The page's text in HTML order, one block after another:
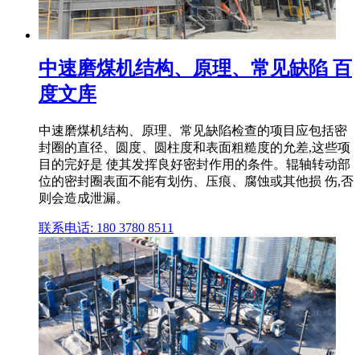
中速磨煤机结构、原理、常见缺陷 百
度文库
中速磨煤机结构、原理、常见缺陷检查的项目应包括密
封圈的直径、圆度、圆柱度和表面粗糙度的允差,这些项
目的完好是 使其发挥良好密封作用的条件。辊轴转动部
位的密封圈表面不能有划伤、压痕、腐蚀或其他损 伤,否
则会造成泄漏。
联系电话: 180 3780 8511